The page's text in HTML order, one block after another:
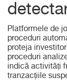
Platformele de
proceduri
proteja
proceduri
indică activități
tranzacțiile